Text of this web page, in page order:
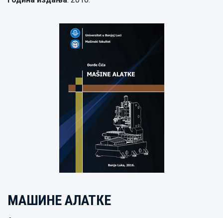
МАШИНЕ АЛАТКЕ